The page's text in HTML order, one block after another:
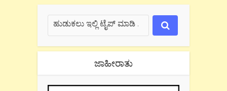
ಜಾಹೀರಾತು